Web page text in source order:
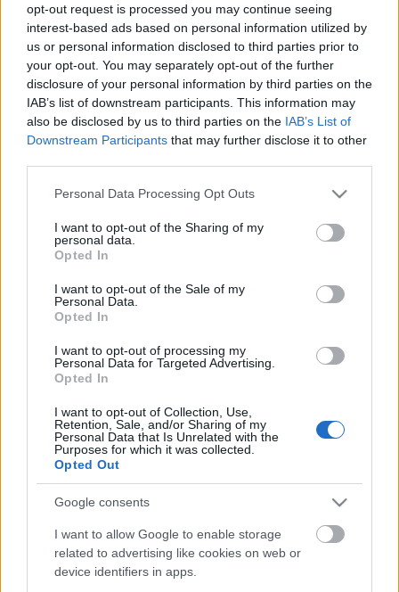
opt-out request is processed you may continue seeing
interest-based ads based on personal information utilized by
us or personal information disclosed to third parties prior to
your opt-out. You may separately opt-out of the further
disclosure of your personal information by third parties on the
IAB’s list of downstream participants. This information may
also be disclosed by us to third parties on the IAB’s List of
Downstream Participants that may further disclose it to other
Please note that this website/app uses one or more Google
not limited to your visit or usage behaviour. You may click to
grant or deny consent to Google and its third-party tags to
use your data for below specified purposes in below Google
consent section.
Personal Data Processing Opt Outs
I want to opt-out of the Sharing of my
personal data.
Opted In
I want to opt-out of the Sale of my
Personal Data.
Opted In
I want to opt-out of processing my
Personal Data for Targeted Advertising.
Opted In
I want to opt-out of Collection, Use,
Retention, Sale, and/or Sharing of my
Personal Data that Is Unrelated with the
Purposes for which it was collected.
Opted Out
Google consents
I want to allow Google to enable storage
related to advertising like cookies on web or
device identifiers in apps.
UPDATE 2025. november 16. tehát újabb 5 év kellett,
hogy meglegyen a végleges hely.
Annyi történt, hogy ismét ránéztem afentrol.hu
mert nem ...
Víztoronygyártók, -javítók, -bontók,
szolgáltatók figyelmébe
2008. december 03.
Ahogy azt már egy évvel ezelőtt is jeleztem, nincs
több ingyenes hirdetés a fórumban (de a blogban
SOS, víztoronybontás a levegőben
2008. november 10.
Megbízható forrásból tudom, hogy le akarják
bontani a bátonyterenyei víztornyot.
Mi a véleményetek?
Tegyünk valamit? Tehetünk valamit?
Elkészült a víztoronykereső -
viztorony.hu 5.0